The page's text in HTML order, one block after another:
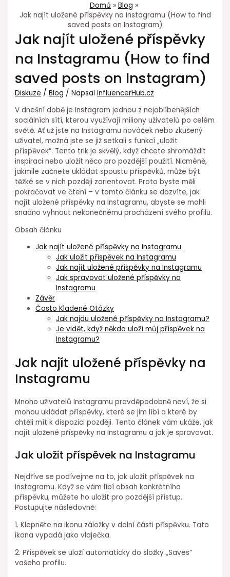
Domů
Blog
Jak najít uložené příspěvky na Instagramu (How to find
saved posts on Instagram)
Jak najít uložené příspěvky
na Instagramu (How to find
saved posts on Instagram)
Diskuze /Blog / NapsalInfluencerHub.cz
V dnešní době je Instagram jednou z nejoblíbenějších
sociálních sítí, kterou využívají miliony uživatelů po celém
světě. Ať už jste na Instagramu nováček nebo zkušený
uživatel, možná jste se již setkali s funkcí „uložit
příspěvek“. Tento trik je skvělý, když chcete shromáždit
inspiraci nebo uložit něco pro pozdější použití. Nicméně,
jakmile začnete ukládat spoustu příspěvků, může být
těžké se v nich později zorientovat. Proto byste měli
pokračovat ve čtení – v tomto článku se dozvíte, jak
najít uložené příspěvky na Instagramu, abyste se mohli
snadno vyhnout nekonečnému procházení svého profilu.
Obsah článku
Jak najít uložené příspěvky na Instagramu
Jak uložit příspěvek na Instagramu
Jak najít uložené příspěvky na Instagramu
Jak spravovat uložené příspěvky na
Instagramu
Závěr
Často Kladené Otázky
Jak najdu uložené příspěvky na Instagramu?
Je vidět, když někdo uloží můj příspěvek na
Instagramu?
Jak najít uložené příspěvky na
Instagramu
Mnoho uživatelů Instagramu pravděpodobně neví, že si
mohou ukládat příspěvky, které se jim líbí a které by
chtěli mít k dispozici později. Tento článek vám ukáže, jak
najít uložené příspěvky na Instagramu a jak je spravovat.
Jak uložit příspěvek na Instagramu
Nejdříve se podívejme na to, jak uložit příspěvek na
Instagramu. Když se vám líbí obsah konkrétního
příspěvku, můžete ho uložit pro pozdější přístup.
Postupujte následovně:
1. Klepněte na ikonu záložky v dolní části příspěvku. Tato
ikona vypadá jako vlaječka.
2. Příspěvek se uloží automaticky do složky „Saves“
vašeho profilu.